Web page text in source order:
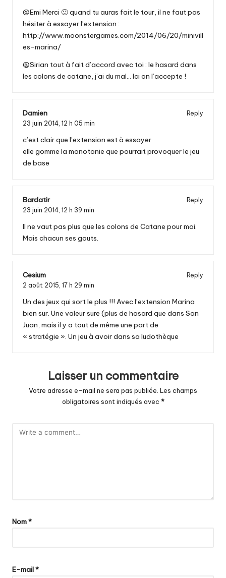
@Emi Merci 🙂 quand tu auras fait le tour, il ne faut pas
hésiter à essayer l’extension :
http://www.moonstergames.com/2014/06/20/minivill
es-marina/
@Sirian tout à fait d’accord avec toi : le hasard dans
les colons de catane, j’ai du mal… Ici on l’accepte !
Damien
Reply
23 juin 2014, 12 h 05 min
c’est clair que l’extension est à essayer
elle gomme la monotonie que pourrait provoquer le jeu
de base
Bardatir
Reply
23 juin 2014, 12 h 39 min
Il ne vaut pas plus que les colons de Catane pour moi.
Mais chacun ses gouts.
Cesium
Reply
2 août 2015, 17 h 29 min
Un des jeux qui sort le plus !!! Avec l’extension Marina
bien sur. Une valeur sure (plus de hasard que dans San
Juan, mais il y a tout de même une part de
« stratégie ». Un jeu à avoir dans sa ludothèque
Laisser un commentaire
Votre adresse e-mail ne sera pas publiée. Les champs
obligatoires sont indiqués avec *
Nom*
E-mail*